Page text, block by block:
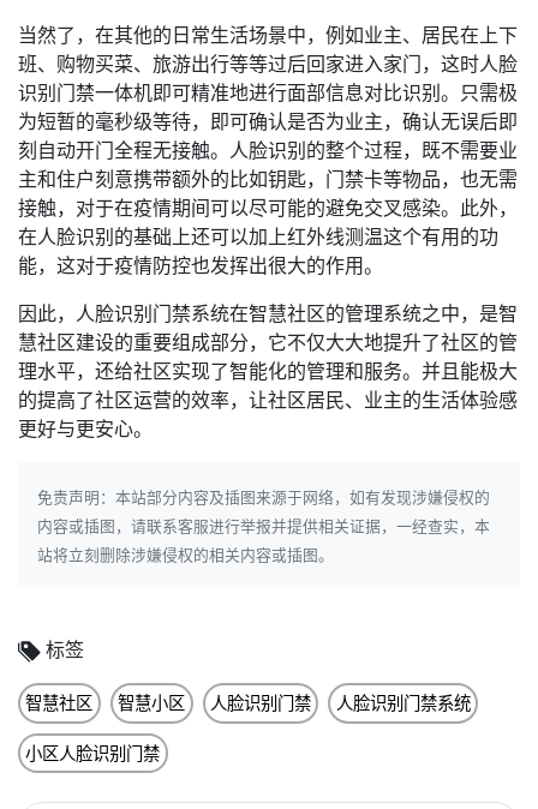
当然了，在其他的日常生活场景中，例如业主、居民在上下
班、购物买菜、旅游出行等等过后回家进入家门，这时人脸
识别门禁一体机即可精准地进行面部信息对比识别。只需极
为短暂的毫秒级等待，即可确认是否为业主，确认无误后即
刻自动开门全程无接触。人脸识别的整个过程，既不需要业
主和住户刻意携带额外的比如钥匙，门禁卡等物品，也无需
接触，对于在疫情期间可以尽可能的避免交叉感染。此外，
在人脸识别的基础上还可以加上红外线测温这个有用的功
能，这对于疫情防控也发挥出很大的作用。
因此，人脸识别门禁系统在智慧社区的管理系统之中，是智
慧社区建设的重要组成部分，它不仅大大地提升了社区的管
理水平，还给社区实现了智能化的管理和服务。并且能极大
的提高了社区运营的效率，让社区居民、业主的生活体验感
更好与更安心。
免责声明：本站部分内容及插图来源于网络，如有发现涉嫌侵权的
内容或插图，请联系客服进行举报并提供相关证据，一经查实，本
站将立刻删除涉嫌侵权的相关内容或插图。
标签
智慧社区 智慧小区 人脸识别门禁 人脸识别门禁系统
小区人脸识别门禁